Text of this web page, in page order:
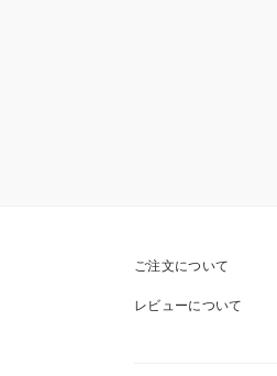
ご注文について
レビューについて